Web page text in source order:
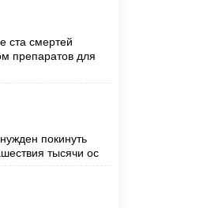
ста смертей
препаратов для
покинуть
тысячи ос